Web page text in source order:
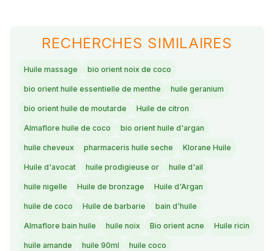
RECHERCHES SIMILAIRES
Huile massage bio orient noix de coco
bio orient huile essentielle de menthe huile geranium
bio orient huile de moutarde Huile de citron
Almaflore huile de coco bio orient huile d'argan
huile cheveux pharmaceris huile seche Klorane Huile
Huile d'avocat huile prodigieuse or huile d'ail
huile nigelle Huile de bronzage Huile d'Argan
huile de coco Huile de barbarie bain d'huile
Almaflore bain huile huile noix Bio orient acne Huile ricin
huile amande huile 90ml huile coco